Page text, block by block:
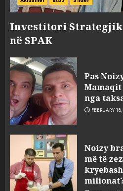
Investitori
në SPAK
Pas
nga
FEBRUARY
Noizy
më të
3
sulmuan
ngjarja u
MARCH 25,